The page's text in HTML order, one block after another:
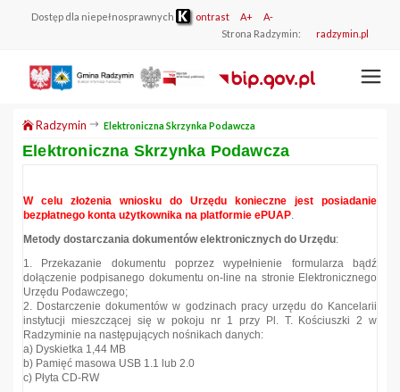
Dostęp dla niepełnosprawnych ontrast A+
A-
Strona Radzymin:
radzymin.pl
Radzymin Elektroniczna Skrzynka Podawcza
Elektroniczna Skrzynka Podawcza
W celu złożenia wniosku do Urzędu konieczne jest posiadanie
bezpłatnego konta użytkownika na platformie ePUAP.
Metody dostarczania dokumentów elektronicznych do Urzędu:
1. Przekazanie dokumentu poprzez wypełnienie formularza bądź
dołączenie podpisanego dokumentu on-line na stronie Elektronicznego
Urzędu Podawczego;
2. Dostarczenie dokumentów w godzinach pracy urzędu do Kancelarii
instytucji mieszczącej się w pokoju nr 1 przy Pl. T. Kościuszki 2 w
Radzyminie na następujących nośnikach danych:
a) Dyskietka 1,44 MB
b) Pamięć masowa USB 1.1 lub 2.0
c) Płyta CD-RW